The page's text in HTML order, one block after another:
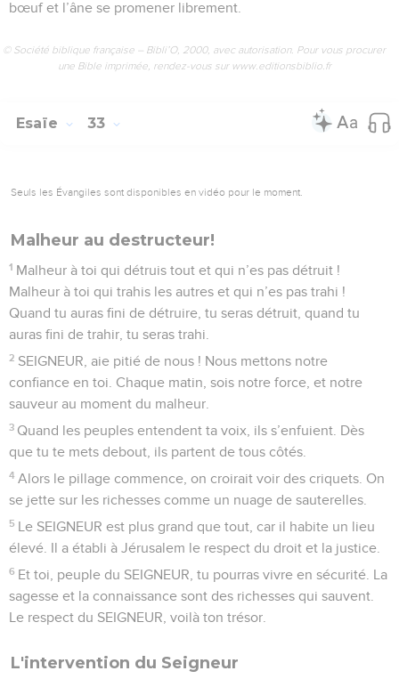
bœuf et l’âne se promener librement.
© Société biblique française – Bibli’O, 2000, avec autorisation. Pour vous procurer
une Bible imprimée, rendez-vous sur www.editionsbiblio.fr
Esaïe 33
Seuls les Évangiles sont disponibles en vidéo pour le moment.
Malheur au destructeur!
1 Malheur à toi qui détruis tout et qui n’es pas détruit !
Malheur à toi qui trahis les autres et qui n’es pas trahi !
Quand tu auras fini de détruire, tu seras détruit, quand tu
auras fini de trahir, tu seras trahi.
2 SEIGNEUR, aie pitié de nous ! Nous mettons notre
confiance en toi. Chaque matin, sois notre force, et notre
sauveur au moment du malheur.
3 Quand les peuples entendent ta voix, ils s’enfuient. Dès
que tu te mets debout, ils partent de tous côtés.
4 Alors le pillage commence, on croirait voir des criquets. On
se jette sur les richesses comme un nuage de sauterelles.
5 Le SEIGNEUR est plus grand que tout, car il habite un lieu
élevé. Il a établi à Jérusalem le respect du droit et la justice.
6 Et toi, peuple du SEIGNEUR, tu pourras vivre en sécurité. La
sagesse et la connaissance sont des richesses qui sauvent.
Le respect du SEIGNEUR, voilà ton trésor.
L'intervention du Seigneur